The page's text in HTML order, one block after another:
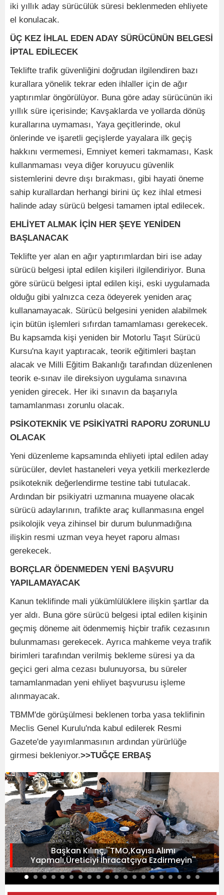
iki yıllık aday sürücülük süresi beklenmeden ehliyete
el konulacak.
ÜÇ KEZ İHLAL EDEN ADAY SÜRÜCÜNÜN BELGESİ
İPTAL EDİLECEK
Teklifte trafik güvenliğini doğrudan ilgilendiren bazı
kurallara yönelik tekrar eden ihlaller için de ağır
yaptırımlar öngörülüyor. Buna göre aday sürücünün iki
yıllık süre içerisinde; Kavşaklarda ve yollarda dönüş
kurallarına uymaması, Yaya geçitlerinde, okul
önlerinde ve işaretli geçişlerde yayalara ilk geçiş
hakkını vermemesi, Emniyet kemeri takmaması, Kask
kullanmaması veya diğer koruyucu güvenlik
sistemlerini devre dışı bırakması, gibi hayati öneme
sahip kurallardan herhangi birini üç kez ihlal etmesi
halinde aday sürücü belgesi tamamen iptal edilecek.
EHLİYET ALMAK İÇİN HER ŞEYE YENİDEN
BAŞLANACAK
Teklifte yer alan en ağır yaptırımlardan biri ise aday
sürücü belgesi iptal edilen kişileri ilgilendiriyor. Buna
göre sürücü belgesi iptal edilen kişi, eski uygulamada
olduğu gibi yalnızca ceza ödeyerek yeniden araç
kullanamayacak. Sürücü belgesini yeniden alabilmek
için bütün işlemleri sıfırdan tamamlaması gerekecek.
Bu kapsamda kişi yeniden bir Motorlu Taşıt Sürücü
Kursu'na kayıt yaptıracak, teorik eğitimleri baştan
alacak ve Milli Eğitim Bakanlığı tarafından düzenlenen
teorik e-sınav ile direksiyon uygulama sınavına
yeniden girecek. Her iki sınavın da başarıyla
tamamlanması zorunlu olacak.
PSİKOTEKNİK VE PSİKİYATRİ RAPORU ZORUNLU
OLACAK
Yeni düzenleme kapsamında ehliyeti iptal edilen aday
sürücüler, devlet hastaneleri veya yetkili merkezlerde
psikoteknik değerlendirme testine tabi tutulacak.
Ardından bir psikiyatri uzmanına muayene olacak
sürücü adaylarının, trafikte araç kullanmasına engel
psikolojik veya zihinsel bir durum bulunmadığına
ilişkin resmi uzman veya heyet raporu alması
gerekecek.
BORÇLAR ÖDENMEDEN YENİ BAŞVURU
YAPILAMAYACAK
Kanun teklifinde mali yükümlülüklere ilişkin şartlar da
yer aldı. Buna göre sürücü belgesi iptal edilen kişinin
geçmiş döneme ait ödenmemiş hiçbir trafik cezasının
bulunmaması gerekecek. Ayrıca mahkeme veya trafik
birimleri tarafından verilmiş bekleme süresi ya da
geçici geri alma cezası bulunuyorsa, bu süreler
tamamlanmadan yeni ehliyet başvurusu işleme
alınmayacak.
TBMM'de görüşülmesi beklenen torba yasa teklifinin
Meclis Genel Kurulu'nda kabul edilerek Resmi
Gazete'de yayımlanmasının ardından yürürlüğe
girmesi bekleniyor.>>TUĞÇE ERBAŞ
Başkan Kılınç,''TMO,Kayısı Alımı
Yapmalı,Üreticiyi İhracatçıya Ezdirmeyin''